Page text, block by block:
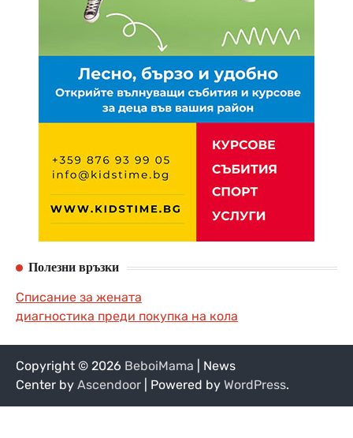
Полезни връзки
Списание за жената
диагностика преди покупка на кола
Copyright © 2026 BeboiMama | News
Center by Ascendoor | Powered by WordPress.